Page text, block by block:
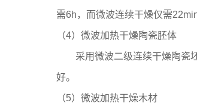
需6h，而微波连续干燥仅需
（4）微波加热干燥陶瓷胚体
采用微波二级连续干燥陶瓷坯
好。
（5）微波加热干燥木材